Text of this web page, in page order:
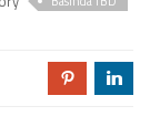
d j